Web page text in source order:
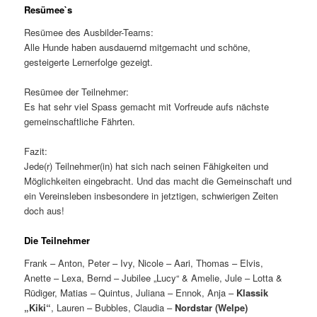
Resümee`s
Resümee des Ausbilder-Teams:
Alle Hunde haben ausdauernd mitgemacht und schöne,
gesteigerte Lernerfolge gezeigt.
Resümee der Teilnehmer:
Es hat sehr viel Spass gemacht mit Vorfreude aufs nächste
gemeinschaftliche Fährten.
Fazit:
Jede(r) Teilnehmer(in) hat sich nach seinen Fähigkeiten und
Möglichkeiten eingebracht. Und das macht die Gemeinschaft und
ein Vereinsleben insbesondere in jetztigen, schwierigen Zeiten
doch aus!
Die Teilnehmer
Frank – Anton, Peter – Ivy, Nicole – Aari, Thomas – Elvis,
Anette – Lexa, Bernd – Jubilee „Lucy“ & Amelie, Jule – Lotta &
Rüdiger, Matias – Quintus, Juliana – Ennok, Anja – Klassik
„Kiki“, Lauren – Bubbles, Claudia –Nordstar (Welpe)